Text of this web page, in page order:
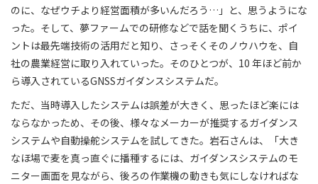
のに、なぜウチより経営面積が多いんだろう…」と、思うようにな
った。そして、夢ファームでの研修などで話を聞くうちに、ポイ
ントは最先端技術の活用だと知り、さっそくそのノウハウを、自
社の農業経営に取り入れていった。そのひとつが、10 年ほど前か
ら導入されているGNSSガイダンスシステムだ。
ただ、当時導入したシステムは誤差が大きく、思ったほど楽には
ならなかっため、その後、様々なメーカーが推奨するガイダンス
システムや自動操舵システムを試してきた。岩石さんは、「大き
なほ場で麦を真っ直ぐに播種するには、ガイダンスシステムのモ
ニター画面を見ながら、後ろの作業機の動きも気にしなければな